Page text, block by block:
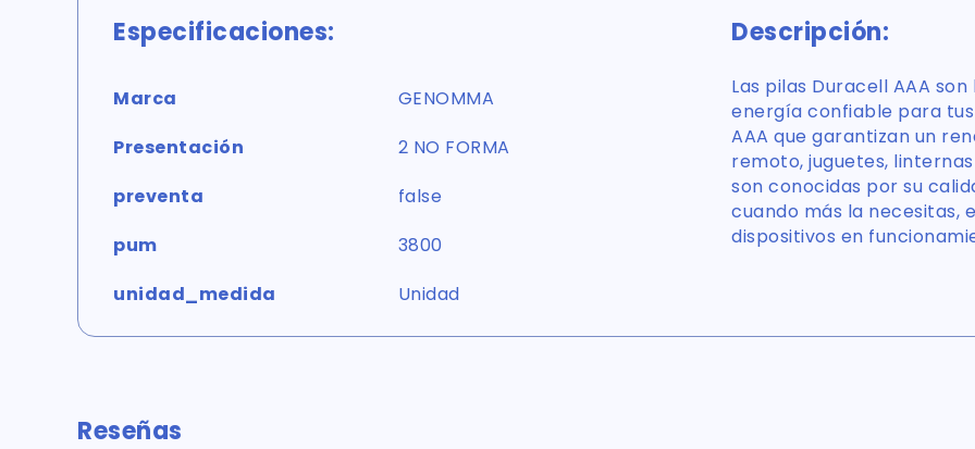
Especificaciones:
Marca
GENOMMA
Presentación
2 NO FORMA
preventa
false
pum
3800
unidad_medida
Unidad
Descripción:
Las pilas Duracell AAA
energía confiable para
AAA que garantizan un
remoto, juguetes,
son conocidas por su
cuando más la necesitas,
dispositivos en
Reseñas